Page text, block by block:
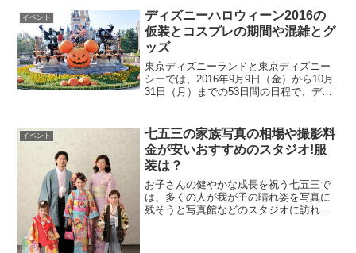
のだからです。しかし、最...
イベント
ディズニーハロウィーン2016の
仮装とコスプレの期間や混雑とグ
ッズ
東京ディズニーランドと東京ディズニー
シーでは、2016年9月9日（金）から10月
31日（月）までの53日間の日程で、ディ
ニーの仲間やおばけのスターたちと楽し
い音楽で盛...
イベント
七五三の家族写真の相場や撮影料
金が安いおすすめのスタジオ!服
装は？
お子さんの健やかな成長を祝う七五三で
は、多くの人が我が子の晴れ姿を写真に
残そうと写真館などのスタジオに訪れま